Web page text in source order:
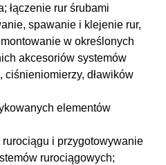
łączenie rur śrubami
spawanie i klejenie rur,
w określonych
akcesoriów systemów
ciśnieniomierzy, dławików
elementów
i przygotowywanie
rurociągowych;